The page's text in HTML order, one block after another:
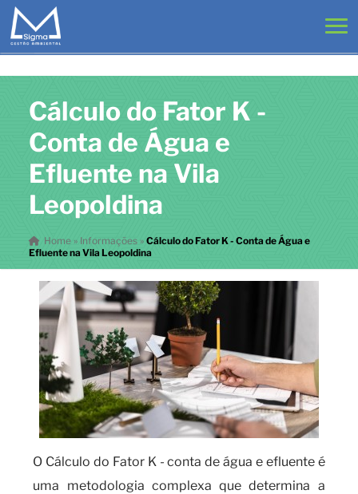
Cálculo do Fator K -
Conta de Água e
Efluente na Vila
Leopoldina
Home» Informações » Cálculo do Fator K - Conta de Água e
Efluente na Vila Leopoldina
O Cálculo do Fator K - conta de água e efluente é
uma metodologia complexa que determina a